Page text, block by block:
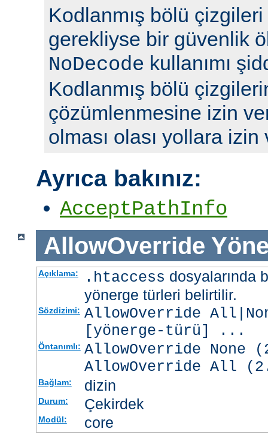
Kodlanmış bölü
gerekliyse bir güvenlik
NoDecode kullanımı
Kodlanmış bölü
çözümlenmesine izin
olması olası yollara
Ayrıca bakınız:
AcceptPathInfo
AllowOverride
Açıklama: .htaccess dosyalarında
yönerge türleri belirtilir.
Sözdizimi: AllowOverride
[yönerge-türü] ...
Öntanımlı: AllowOverride None
AllowOverride All
Bağlam: dizin
Durum: Çekirdek
Modül: core